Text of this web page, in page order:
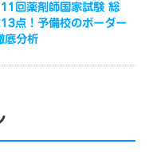
回薬剤師国家試験 総
点！予備校のボーダー
底分析